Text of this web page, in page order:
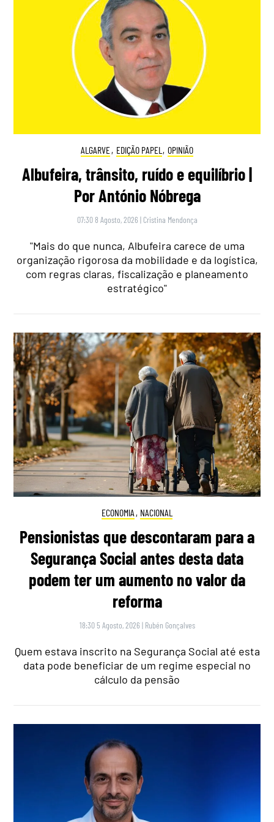
ALGARVE, EDIÇÃO PAPEL , OPINIÃO
Albufeira, trânsito, ruído e equilíbrio |
Por António Nóbrega
07:30 8 Agosto, 2026 | Cristina Mendonça
"Mais do que nunca, Albufeira carece de uma
organização rigorosa da mobilidade e da logística,
com regras claras, fiscalização e planeamento
estratégico"
ECONOMIA , NACIONAL
Pensionistas que descontaram para a
Segurança Social antes desta data
podem ter um aumento no valor da
reforma
18:30 5 Agosto, 2026 | Rubén Gonçalves
Quem estava inscrito na Segurança Social até esta
data pode beneficiar de um regime especial no
cálculo da pensão